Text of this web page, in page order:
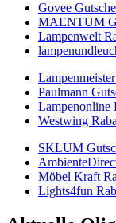
Govee
MAENTUM
Lampenwelt
Paulmann
Lampenonline
Westwing
SKLUM
Möbel Kraft
Lights4fun